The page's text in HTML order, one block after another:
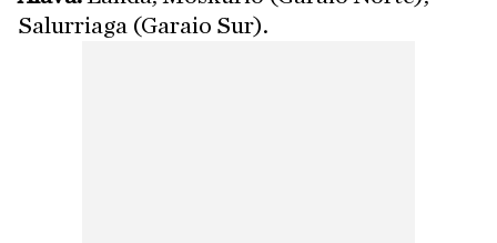
Salurriaga (Garaio Sur).